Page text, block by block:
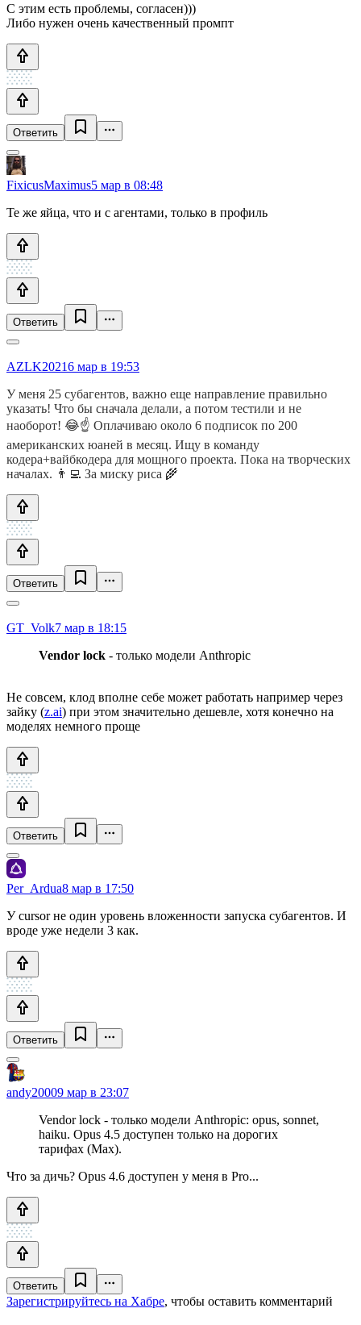
C этим есть проблемы, согласен)))
Либо нужен очень качественный промпт
Ответить
FixicusMaximus5 мар в 08:48
Те же яйца, что и с агентами, только в профиль
Ответить
AZLK20216 мар в 19:53
У меня 25 субагентов, важно еще направление правильно
указать! Что бы сначала делали, а потом тестили и не
наоборот! 😂☝️ Оплачиваю около 6 подписок по 200
американских юаней в месяц. Ищу в команду
кодера+вайбкодера для мощного проекта. Пока на творческих
началах. 👨‍💻 За миску риса 🌾
Ответить
GT_Volk7 мар в 18:15
Vendor lock - только модели Anthropic
Не совсем, клод вполне себе может работать например через
зайку (z.ai) при этом значительно дешевле, хотя конечно на
моделях немного проще
Ответить
Per_Ardua8 мар в 17:50
У cursor не один уровень вложенности запуска субагентов. И
вроде уже недели 3 как.
Ответить
andy20009 мар в 23:07
Vendor lock - только модели Anthropic: opus, sonnet,
haiku. Opus 4.5 доступен только на дорогих
тарифах (Max).
Что за дичь? Opus 4.6 доступен у меня в Pro...
Ответить
Зарегистрируйтесь на Хабре, чтобы оставить комментарий